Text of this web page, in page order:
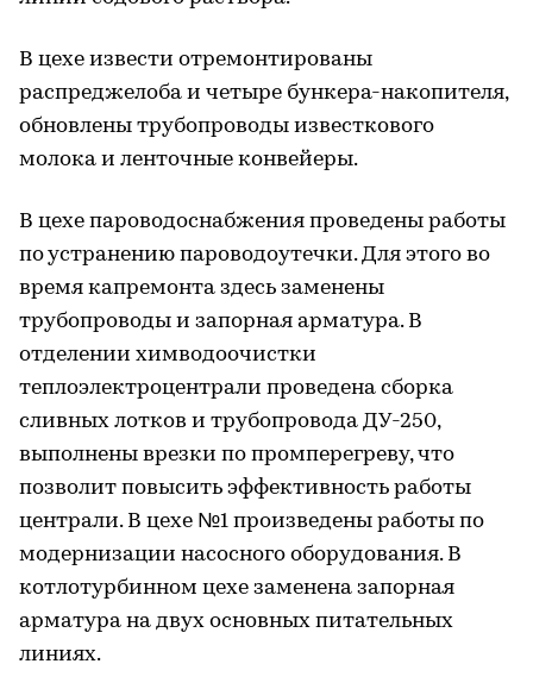
В цехе извести отремонтированы
распреджелоба и четыре бункера-накопителя,
обновлены трубопроводы известкового
молока и ленточные конвейеры.
В цехе пароводоснабжения проведены работы
по устранению пароводоутечки. Для этого во
время капремонта здесь заменены
трубопроводы и запорная арматура. В
отделении химводоочистки
теплоэлектроцентрали проведена сборка
сливных лотков и трубопровода ДУ-250,
выполнены врезки по промперегреву, что
позволит повысить эффективность работы
централи. В цехе №1 произведены работы по
модернизации насосного оборудования. В
котлотурбинном цехе заменена запорная
арматура на двух основных питательных
линиях.